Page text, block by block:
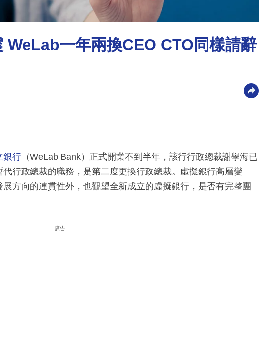
WeLab一年兩換CEO CTO同樣請辭
銀行 （WeLab Bank）正式開業不到半年，該行行政總裁謝學海已
行政總裁的職務，是第二度更換行政總裁。虛擬銀行高層變
方向的連貫性外，也觀望全新成立的虛擬銀行，是否有完整團
廣告